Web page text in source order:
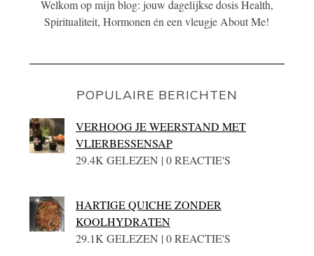
Welkom op mijn blog: jouw dagelijkse dosis Health,
Spiritualiteit, Hormonen én een vleugje About Me!
POPULAIRE BERICHTEN
VERHOOG JE WEERSTAND MET
VLIERBESSENSAP
29.4K GELEZEN | 0 REACTIE'S
HARTIGE QUICHE ZONDER
KOOLHYDRATEN
29.1K GELEZEN | 0 REACTIE'S